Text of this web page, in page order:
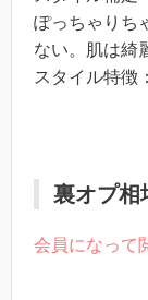
ぽっちゃりち
ない。肌は綺
スタイル特徴
裏オプ相
会員になって